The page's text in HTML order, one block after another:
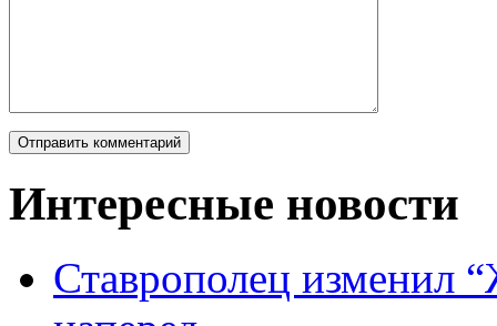
Интересные новости
Ставрополец изменил